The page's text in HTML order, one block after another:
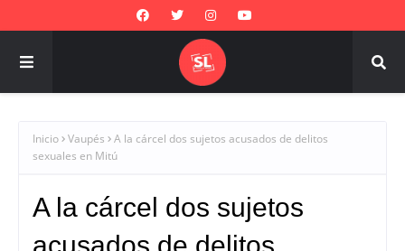
Inicio Vaupés
A la cárcel dos sujetos acusados de delitos
sexuales en Mitú
A la cárcel dos sujetos
acusados de delitos